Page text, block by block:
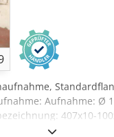
Aufnahme: Ø
407x10-
-Gewicht: 6,5 kg